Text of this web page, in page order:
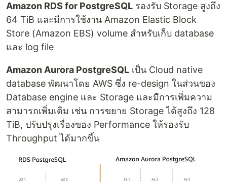
Amazon RDS for PostgreSQL รองรับ Storage สูงถึง
64 TiB และมีการใช้งาน Amazon Elastic Block
Store (Amazon EBS) volume สำหรับเก็บ database
และ log file
Amazon Aurora PostgreSQL เป็น Cloud native
database พัฒนาโดย AWS ซึ่ง re-design ในส่วนของ
Database engine และ Storage และมีการเพิ่มความ
สามารถเพิ่มเติม เช่น การขยาย Storage ได้สูงถึง 128
TiB, ปรับปรุงเรื่องของ Performance ให้รองรับ
Throughput ได้มากขึ้น